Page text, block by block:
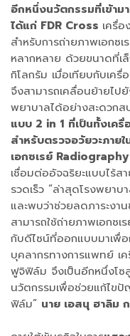
อีกหนึ่งนวัตกรรมที่เข้าม
ได้แก่ FDR Cross เครื่
สำหรับการถ่ายภาพเอก
หลากหลาย ด้วยขนาดที่เ
กิโลกรัม เมื่อเทียบกับเครื่
จึงสามารถเคลื่อนย้ายไป
พยาบาลได้อย่างสะดวก
แบบ 2 in 1 ที่เป็นทั้งเค
สำหรับตรวจอวัยวะภาย
เอกซเรย์ Radiography
เชื่อมต่ออัจฉริยะแบบไร้ส
รวดเร็ว “ล่าสุดโรงพยาบ
และพบว่าช่วยลดภาระง
สามารถใช้ถ่ายภาพเอกซ
กับดีไซน์ที่ออกแบบมาเพื่
บุคลากรทางการแพทย์ เ
ฟูจิฟิล์ม จึงเป็นอีกหนึ่งโซ
นวัตกรรมเพื่อช่วยแก้ไข
ฟิล์ม” นาย เอสนุ ฮาลิม